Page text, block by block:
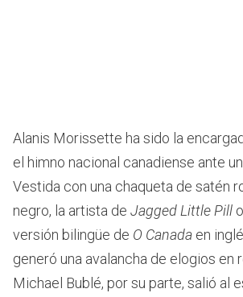
Alanis Morissette ha sido la
el himno nacional canadiense ante
Vestida con una chaqueta de satén
negro, la artista de Jagged Little Pill
versión bilingüe de O Canada en
generó una avalancha de elogios en
Michael Bublé, por su parte, salió al